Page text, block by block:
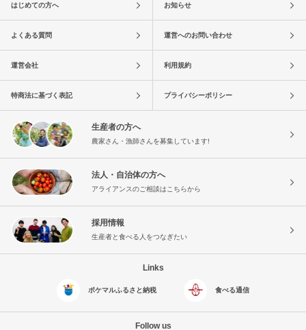
はじめての方へ お知らせ
よくある質問 運営へのお問い合わせ
運営会社 利用規約
特商法に基づく表記 プライバシーポリシー
生産者の方へ
農家さん・漁師さんを募集しています!
法人・自治体の方へ
アライアンスのご相談はこちらから
採用情報
生産者と食べる人をつなぎたい
Links
ポケマルふるさと納税 食べる通信
Follow us